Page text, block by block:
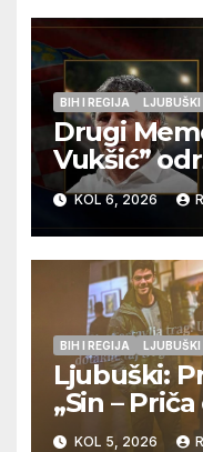
BIH I REGIJA LJUBUŠKI
Drugi
Vukšić”
12.KOL 6, 2026
BIH I REGIJA LJUBUŠKI
Ljubuški:
„Sin –
Zdenka
KOL 5, 2026